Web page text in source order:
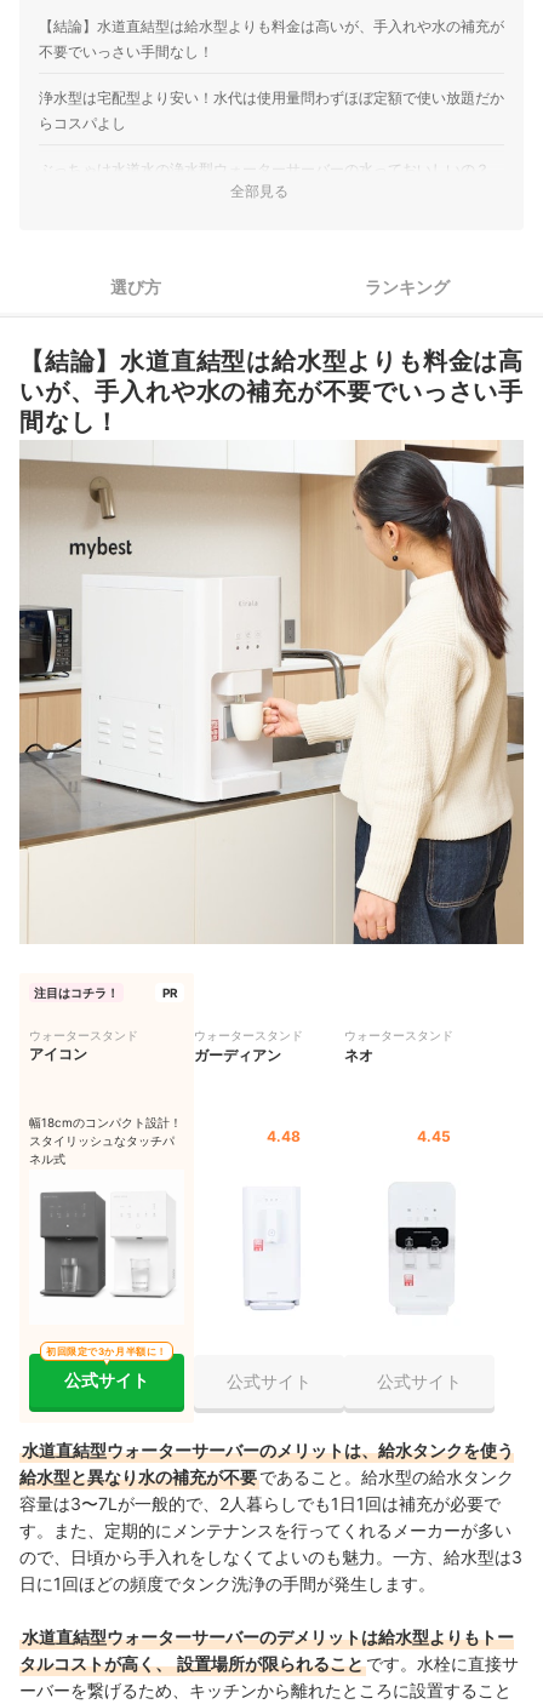
【結論】水道直結型は給水型よりも料金は高いが、手入れや水の補充が
不要でいっさい手間なし！
浄水型は宅配型より安い！水代は使用量問わずほぼ定額で使い放題だか
らコスパよし
ぶっちゃけ水道水の浄水型ウォーターサーバーの水っておいしいの？
必要な面積を確認
コストはどれも高め。差がついたのはメンテナンスサポートの
充実度だった
3
子どもがいるならチャイルドロックは要確認。音が気になるな
ら静音設計もチェック
4
自動クリーン機能と業者の定期メンテナンスがあると安心感ア
ップ
水道直結ウォーターサーバー全5選おすすめ人気ランキング
浄水型ウォーターサーバーと宅配型はどっちがいい？メリットとデメリ
水道直結ウォーターサーバーのメリットとデメリットは？浄水器と何が
違う？
水道直結ウォーターサーバーの常温水を冷水や高温水にする作動音はう
るさくない？
水道直結ウォーターサーバーはレンタルよりも買い切りプランのほうが
お得？
水道直結ウォーターサーバーの違約金や契約解除料などはどのくらいか
全部見る
選び方 ランキング
【結論】水道直結型は給水型よりも料金は高
いが、手入れや水の補充が不要でいっさい手
間なし！
注目はコチラ！ PR
ウォータースタンド
アイコン
幅18cmのコンパクト設計！
スタイリッシュなタッチパ
ネル式
公式サイト
初回限定で3か月半額に！
ウォータースタンド
ガーディアン
4.48
公式サイト
ウォータースタンド
ネオ
4.45
公式サイト
水道直結型ウォーターサーバーのメリットは、給水タンクを使う
給水型と異なり水の補充が不要であること。給水型の給水タンク
容量は3〜7Lが一般的で、2人暮らしでも1日1回は補充が必要で
す。
また、 定期的にメンテナンスを行ってくれるメーカーが多い
ので、日頃から手入れをしなくてよいのも魅力。一方、給水型は3
日に1回ほどの頻度でタンク洗浄の手間が発生します。
水道直結型ウォーターサーバーのデメリットは給水型よりもトー
タルコストが高く、 設置場所が限られることです。水栓に直接サ
ーバーを繋げるため、キッチンから離れたところに設置すること